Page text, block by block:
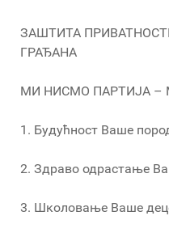
ЗАШТИТА
ГРАЂАНА
МИ НИСМО ПАРТИЈА
1. Будућност Ваше
2. Здраво одрастање
3. Школовање Ваше